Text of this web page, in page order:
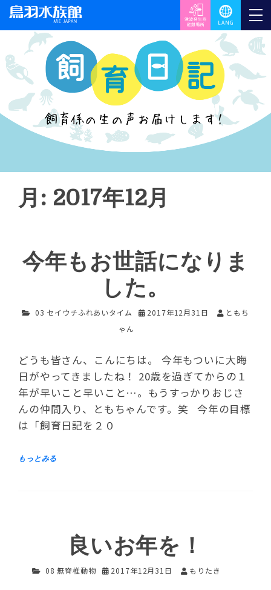
月: 2017年12月
今年もお世話になりま
した。
03 セイウチふれあいタイム 2017年12月31日
ともち
ゃん
どうも皆さん、こんにちは。 今年もついに大晦
日がやってきましたね！ 20歳を過ぎてからの１
年が早いこと早いこと…。もうすっかりおじさ
んの仲間入り、ともちゃんです。笑 今年の目標
は「飼育日記を２０
良いお年を！
08 無脊椎動物 2017年12月31日 もりたき